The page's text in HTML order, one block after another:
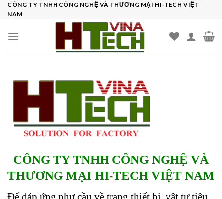
SkipCÔNG TY TNHH CÔNG NGHỆ VÀ THƯƠNG MẠI HI-TECH VIỆT
NAM
CÔNG TY TNHH CÔNG NGHỆ VÀ
THƯƠNG MẠI HI-TECH VIỆT NAM
Để đáp ứng như cầu về trang thiết bị, vật tư tiêu